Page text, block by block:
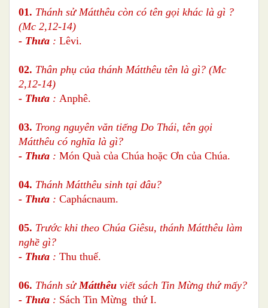
01. Thánh sử Mátthêu còn có tên gọi khác là gì ?
(Mc 2,12-14)
- Thưa : Lêvi.
02. Thân phụ của thánh Mátthêu tên là gì? (Mc
2,12-14)
- Thưa : Anphê.
03. Trong nguyên văn tiếng Do Thái, tên gọi
Mátthêu có nghĩa là gì?
- Thưa : Món Quà của Chúa hoặc Ơn của Chúa.
04. Thánh Mátthêu sinh tại đâu?
- Thưa : Caphácnaum.
05. Trước khi theo Chúa Giêsu, thánh Mátthêu làm
nghề gì?
- Thưa : Thu thuế.
06. Thánh sử Mátthêu viết sách Tin Mừng thứ mấy?
- Thưa : Sách Tin Mừng thứ I.